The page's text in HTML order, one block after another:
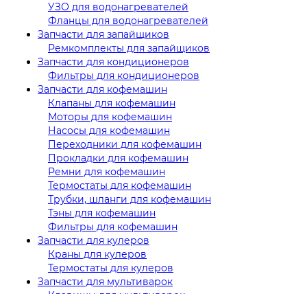
УЗО для водонагревателей
Фланцы для водонагревателей
Запчасти для запайщиков
Ремкомплекты для запайщиков
Запчасти для кондиционеров
Фильтры для кондиционеров
Запчасти для кофемашин
Клапаны для кофемашин
Моторы для кофемашин
Насосы для кофемашин
Переходники для кофемашин
Прокладки для кофемашин
Ремни для кофемашин
Термостаты для кофемашин
Трубки, шланги для кофемашин
Тэны для кофемашин
Фильтры для кофемашин
Запчасти для кулеров
Краны для кулеров
Термостаты для кулеров
Запчасти для мультиварок